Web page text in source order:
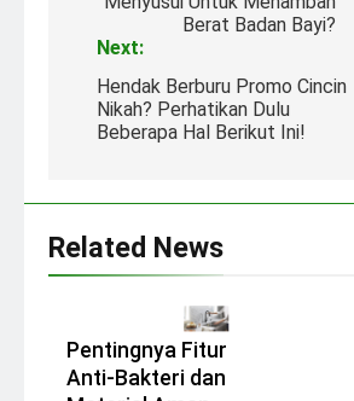
Berat Badan Bayi?
Next:
Hendak Berburu Promo Cincin
Nikah? Perhatikan Dulu
Beberapa Hal Berikut Ini!
Related News
Pentingnya Fitur
Anti-Bakteri dan